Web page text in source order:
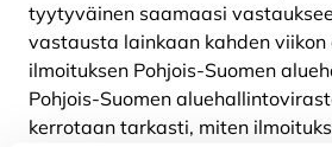
tyytyväinen saamaasi
vastausta lainkaan kahden
ilmoituksen Pohjois-Suomen
Pohjois-Suomen
kerrotaan tarkasti, miten